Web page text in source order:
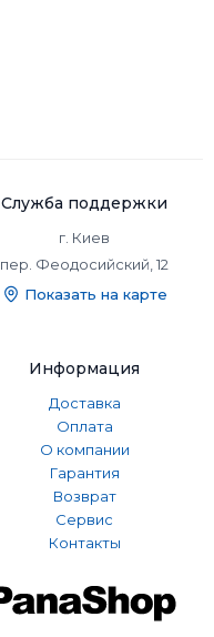
Служба поддержки
г. Киев
пер. Феодосийский, 12
Показать на карте
Информация
Доставка
Оплата
О компании
Гарантия
Возврат
Сервис
Контакты